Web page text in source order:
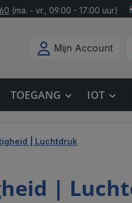
(ma. - vr., 09:00 - 17:00 uur)
Mijn Account
TOEGANG IOT
| Luchtdruk
|